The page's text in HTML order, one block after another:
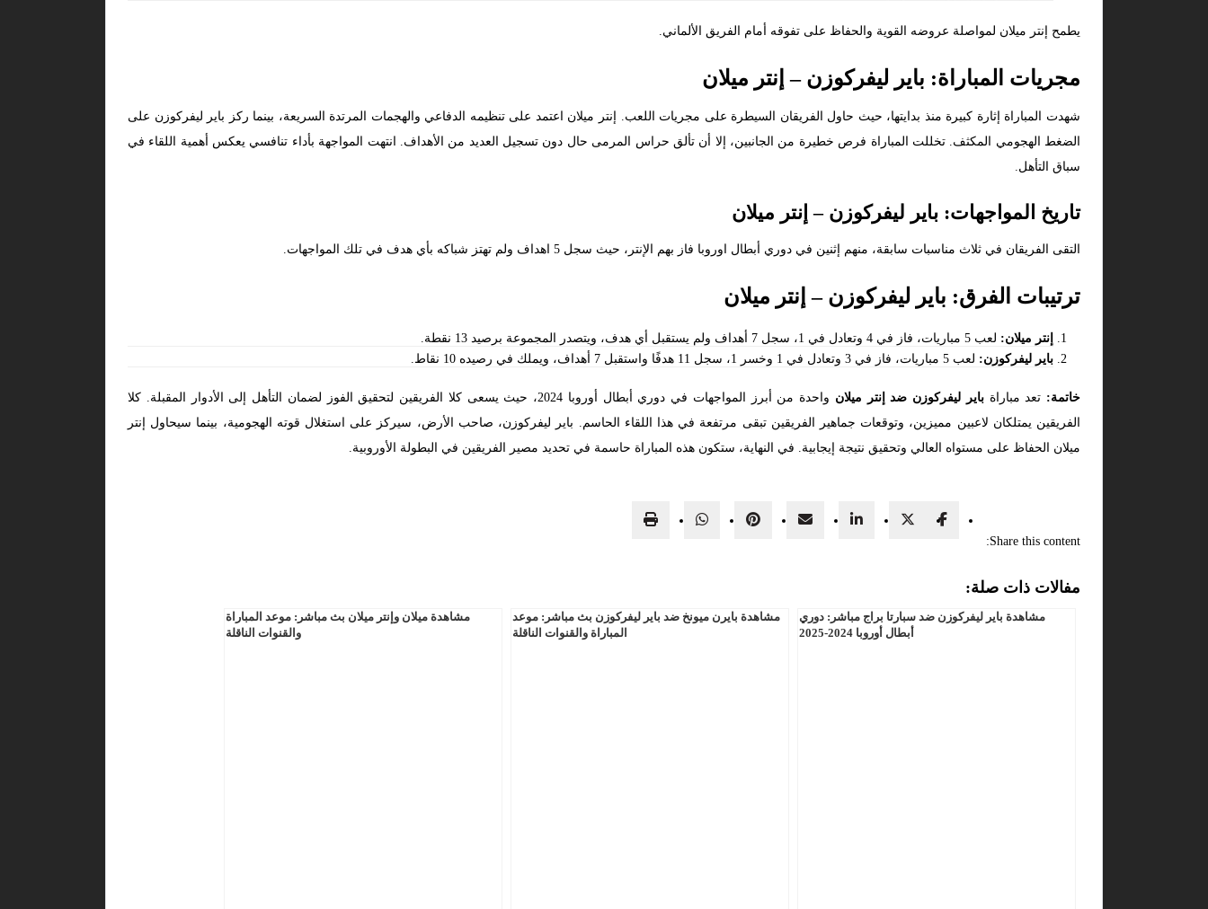
يطمح إنتر ميلان لمواصلة عروضه القوية والحفاظ على تفوقه أمام الفريق الألماني.
مجريات المباراة: باير ليفركوزن – إنتر ميلان
شهدت المباراة إثارة كبيرة منذ بدايتها، حيث حاول الفريقان السيطرة على مجريات اللعب. إنتر ميلان اعتمد على تنظيمه الدفاعي والهجمات المرتدة السريعة، بينما ركز باير ليفركوزن على
الضغط الهجومي المكثف. تخللت المباراة فرص خطيرة من الجانبين، إلا أن تألق حراس المرمى حال دون تسجيل العديد من الأهداف. انتهت المواجهة بأداء تنافسي يعكس أهمية اللقاء في
سباق التأهل.
تاريخ المواجهات: باير ليفركوزن – إنتر ميلان
التقى الفريقان في ثلاث مناسبات سابقة، منهم إثنين في دوري أبطال اوروبا فاز بهم الإنتر، حيث سجل 5 اهداف ولم تهتز شباكه بأي هدف في تلك المواجهات.
ترتيبات الفرق: باير ليفركوزن – إنتر ميلان
إنتر ميلان: لعب 5 مباريات، فاز في 4 وتعادل في 1، سجل 7 أهداف ولم يستقبل أي هدف، ويتصدر المجموعة برصيد 13 نقطة.
باير ليفركوزن: لعب 5 مباريات، فاز في 3 وتعادل في 1 وخسر 1، سجل 11 هدفًا واستقبل 7 أهداف، ويملك في رصيده 10 نقاط.
خاتمة: تعد مباراةباير ليفركوزن ضد إنتر ميلان
واحدة من أبرز المواجهات في دوري أبطال أوروبا 2024، حيث يسعى كلا الفريقين لتحقيق الفوز لضمان التأهل إلى الأدوار المقبلة. كلا
الفريقين يمتلكان لاعبين مميزين، وتوقعات جماهير الفريقين تبقى مرتفعة في هذا اللقاء الحاسم. باير ليفركوزن، صاحب الأرض، سيركز على استغلال قوته الهجومية، بينما سيحاول إنتر
ميلان الحفاظ على مستواه العالي وتحقيق نتيجة إيجابية. في النهاية، ستكون هذه المباراة حاسمة في تحديد مصير الفريقين في البطولة الأوروبية.
Share this content:
مفالات ذات صلة:
مشاهدة باير ليفركوزن ضد سبارتا براج مباشر: دوري
أبطال أوروبا 2024-2025
مشاهدة بايرن ميونخ ضد باير ليفركوزن بث مباشر: موعد
المباراة والقنوات الناقلة
مشاهدة ميلان وإنتر ميلان بث مباشر: موعد المباراة
والقنوات الناقلة